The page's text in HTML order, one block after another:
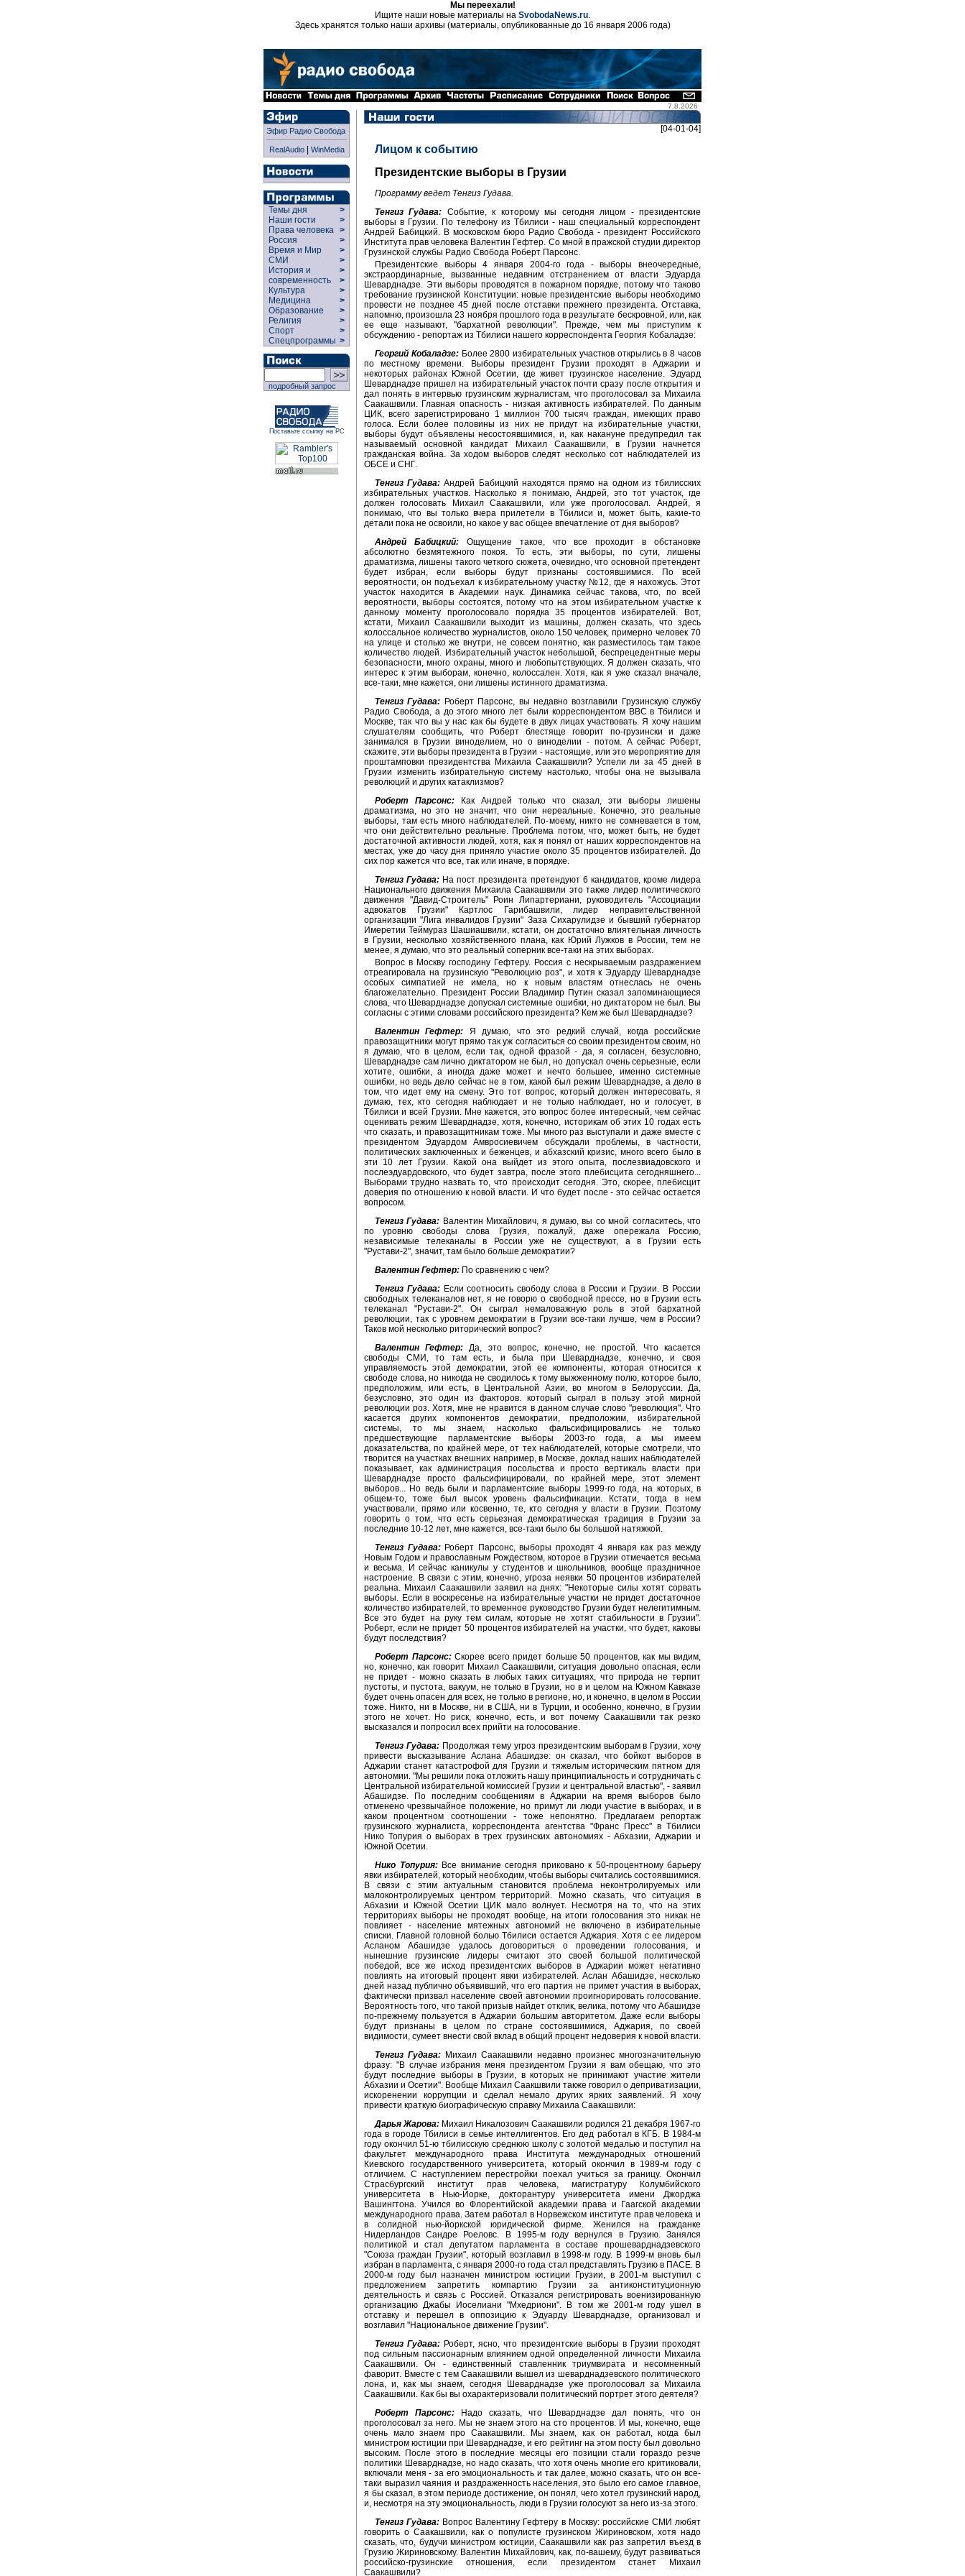
Мы переехали!
Ищите наши новые материалы на SvobodaNews.ru.
Здесь хранятся только наши архивы (материалы, опубликованные до 16 января 2006 года)
7.8.2026
Эфир Радио Свобода
RealAudio| WinMedia
Темы дня
>
Наши гости
>
Права человека >
Россия
>
Время и Мир
>
СМИ
>
История и
современность
>
>
Культура
>
Медицина
>
Образование
>
Религия
>
Спорт
>
Спецпрограммы >
подробный запрос
Поставьте ссылку на РС
[04-01-04]
Лицом к событию
Президентские выборы в Грузии
Программу ведет Тенгиз Гудава.
Тенгиз Гудава: Событие, к которому мы сегодня лицом - президентские
выборы в Грузии. По телефону из Тбилиси - наш специальный корреспондент
Андрей Бабицкий. В московском бюро Радио Свобода - президент Российского
Института прав человека Валентин Гефтер. Со мной в пражской студии директор
Грузинской службы Радио Свобода Роберт Парсонс.
Президентские выборы 4 января 2004-го года - выборы внеочередные,
экстраординарные, вызванные недавним отстранением от власти Эдуарда
Шеварднадзе. Эти выборы проводятся в пожарном порядке, потому что таково
требование грузинской Конституции: новые президентские выборы необходимо
провести не позднее 45 дней после отставки прежнего президента. Отставка,
напомню, произошла 23 ноября прошлого года в результате бескровной, или, как
ее еще называют, "бархатной революции". Прежде, чем мы приступим к
обсуждению - репортаж из Тбилиси нашего корреспондента Георгия Кобаладзе:
Георгий Кобаладзе: Более 2800 избирательных участков открылись в 8 часов
по местному времени. Выборы президент Грузии проходят в Аджарии и
некоторых районах Южной Осетии, где живет грузинское население. Эдуард
Шеварднадзе пришел на избирательный участок почти сразу после открытия и
дал понять в интервью грузинским журналистам, что проголосовал за Михаила
Саакашвили. Главная опасность - низкая активность избирателей. По данным
ЦИК, всего зарегистрировано 1 миллион 700 тысяч граждан, имеющих право
голоса. Если более половины из них не придут на избирательные участки,
выборы будут объявлены несостоявшимися, и, как накануне предупредил так
называемый основной кандидат Михаил Саакашвили, в Грузии начнется
гражданская война. За ходом выборов следят несколько сот наблюдателей из
ОБСЕ и СНГ.
Тенгиз Гудава: Андрей Бабицкий находятся прямо на одном из тбилисских
избирательных участков. Насколько я понимаю, Андрей, это тот участок, где
должен голосовать Михаил Саакашвили, или уже проголосовал. Андрей, я
понимаю, что вы только вчера прилетели в Тбилиси и, может быть, какие-то
детали пока не освоили, но какое у вас общее впечатление от дня выборов?
Андрей Бабицкий:Ощущение такое, что все проходит в обстановке
абсолютно безмятежного покоя. То есть, эти выборы, по сути, лишены
драматизма, лишены такого четкого сюжета, очевидно, что основной претендент
будет избран, если выборы будут признаны состоявшимися. По всей
вероятности, он подъехал к избирательному участку №12, где я нахожусь. Этот
участок находится в Академии наук. Динамика сейчас такова, что, по всей
вероятности, выборы состоятся, потому что на этом избирательном участке к
данному моменту проголосовало порядка 35 процентов избирателей. Вот,
кстати, Михаил Саакашвили выходит из машины, должен сказать, что здесь
колоссальное количество журналистов, около 150 человек, примерно человек 70
на улице и столько же внутри, не совсем понятно, как разместилось там такое
количество людей. Избирательный участок небольшой, беспрецедентные меры
безопасности, много охраны, много и любопытствующих. Я должен сказать, что
интерес к этим выборам, конечно, колоссален. Хотя, как я уже сказал вначале,
все-таки, мне кажется, они лишены истинного драматизма.
Тенгиз Гудава: Роберт Парсонс, вы недавно возглавили Грузинскую службу
Радио Свобода, а до этого много лет были корреспондентом ВВС в Тбилиси и
Москве, так что вы у нас как бы будете в двух лицах участвовать. Я хочу нашим
слушателям сообщить, что Роберт блестяще говорит по-грузински и даже
занимался в Грузии виноделием, но о виноделии - потом. А сейчас Роберт,
скажите, эти выборы президента в Грузии - настоящие, или это мероприятие для
проштамповки президентства Михаила Саакашвили? Успели ли за 45 дней в
Грузии изменить избирательную систему настолько, чтобы она не вызывала
революций и других катаклизмов?
Роберт Парсонс: Как Андрей только что сказал, эти выборы лишены
драматизма, но это не значит, что они нереальные. Конечно, это реальные
выборы, там есть много наблюдателей. По-моему, никто не сомневается в том,
что они действительно реальные. Проблема потом, что, может быть, не будет
достаточной активности людей, хотя, как я понял от наших корреспондентов на
местах, уже до часу дня приняло участие около 35 процентов избирателей. До
сих пор кажется что все, так или иначе, в порядке.
Тенгиз Гудава: На пост президента претендуют 6 кандидатов, кроме лидера
Национального движения Михаила Саакашвили это также лидер политического
движения "Давид-Строитель" Роин Липартериани, руководитель "Ассоциации
адвокатов Грузии" Картлос Гарибашвили, лидер неправительственной
организации "Лига инвалидов Грузии" Заза Сихарулидзе и бывший губернатор
Имеретии Теймураз Шашиашвили, кстати, он достаточно влиятельная личность
в Грузии, несколько хозяйственного плана, как Юрий Лужков в России, тем не
менее, я думаю, что это реальный соперник все-таки на этих выборах.
Вопрос в Москву господину Гефтеру. Россия с нескрываемым раздражением
отреагировала на грузинскую "Революцию роз", и хотя к Эдуарду Шеварднадзе
особых симпатией не имела, но к новым властям отнеслась не очень
благожелательно. Президент России Владимир Путин сказал запоминающиеся
слова, что Шеварднадзе допускал системные ошибки, но диктатором не был. Вы
согласны с этими словами российского президента? Кем же был Шеварднадзе?
Валентин Гефтер: Я думаю, что это редкий случай, когда российские
правозащитники могут прямо так уж согласиться со своим президентом своим, но
я думаю, что в целом, если так, одной фразой - да, я согласен, безусловно,
Шеварднадзе сам лично диктатором не был, но допускал очень серьезные, если
хотите, ошибки, а иногда даже может и нечто большее, именно системные
ошибки, но ведь дело сейчас не в том, какой был режим Шеварднадзе, а дело в
том, что идет ему на смену. Это тот вопрос, который должен интересовать, я
думаю, тех, кто сегодня наблюдает и не только наблюдает, но и голосует, в
Тбилиси и всей Грузии. Мне кажется, это вопрос более интересный, чем сейчас
оценивать режим Шеварднадзе, хотя, конечно, историкам об этих 10 годах есть
что сказать, и правозащитникам тоже. Мы много раз выступали и даже вместе с
президентом Эдуардом Амвросиевичем обсуждали проблемы, в частности,
политических заключенных и беженцев, и абхазский кризис, много всего было в
эти 10 лет Грузии. Какой она выйдет из этого опыта, послезвиадовского и
послеэдуардовского, что будет завтра, после этого плебисцита сегодняшнего...
Выборами трудно назвать то, что происходит сегодня. Это, скорее, плебисцит
доверия по отношению к новой власти. И что будет после - это сейчас остается
вопросом.
Тенгиз Гудава: Валентин Михайлович, я думаю, вы со мной согласитесь, что
по уровню свободы слова Грузия, пожалуй, даже опережала Россию,
независимые телеканалы в России уже не существуют, а в Грузии есть
"Рустави-2", значит, там было больше демократии?
Валентин Гефтер: По сравнению с чем?
Тенгиз Гудава:Если соотносить свободу слова в России и Грузии. В России
свободных телеканалов нет, я не говорю о свободной прессе, но в Грузии есть
телеканал "Рустави-2". Он сыграл немаловажную роль в этой бархатной
революции, так с уровнем демократии в Грузии все-таки лучше, чем в России?
Таков мой несколько риторический вопрос?
Валентин Гефтер: Да, это вопрос, конечно, не простой. Что касается
свободы СМИ, то там есть, и была при Шеварднадзе, конечно, и своя
управляемость этой демократии, этой ее компоненты, которая относится к
свободе слова, но никогда не сводилось к тому выжженному полю, которое было,
предположим, или есть, в Центральной Азии, во многом в Белоруссии. Да,
безусловно, это один из факторов. который сыграл в пользу этой мирной
революции роз. Хотя, мне не нравится в данном случае слово "революция". Что
касается других компонентов демократии, предположим, избирательной
системы, то мы знаем, насколько фальсифицировались не только
предшествующие парламентские выборы 2003-го года, а мы имеем
доказательства, по крайней мере, от тех наблюдателей, которые смотрели, что
творится на участках внешних например, в Москве, доклад наших наблюдателей
показывает, как администрация посольства и просто вертикаль власти при
Шеварднадзе просто фальсифицировали, по крайней мере, этот элемент
выборов... Но ведь были и парламентские выборы 1999-го года, на которых, в
общем-то, тоже был высок уровень фальсификации. Кстати, тогда в нем
участвовали, прямо или косвенно, те, кто сегодня у власти в Грузии. Поэтому
говорить о том, что есть серьезная демократическая традиция в Грузии за
последние 10-12 лет, мне кажется, все-таки было бы большой натяжкой.
Тенгиз Гудава:Роберт Парсонс, выборы проходят 4 января как раз между
Новым Годом и православным Рождеством, которое в Грузии отмечается весьма
и весьма. И сейчас каникулы у студентов и школьников, вообще праздничное
настроение. В связи с этим, конечно, угроза неявки 50 процентов избирателей
реальна. Михаил Саакашвили заявил на днях: "Некоторые силы хотят сорвать
выборы. Если в воскресенье на избирательные участки не придет достаточное
количество избирателей, то временное руководство Грузии будет нелегитимным.
Все это будет на руку тем силам, которые не хотят стабильности в Грузии".
Роберт, если не придет 50 процентов избирателей на участки, что будет, каковы
будут последствия?
Роберт Парсонс:Скорее всего придет больше 50 процентов, как мы видим,
но, конечно, как говорит Михаил Саакашвили, ситуация довольно опасная, если
не придет - можно сказать в любых таких ситуациях, что природа не терпит
пустоты, и пустота, вакуум, не только в Грузии, но в и целом на Южном Кавказе
будет очень опасен для всех, не только в регионе, но, и конечно, в целом в России
тоже. Никто, ни в Москве, ни в США, ни в Турции, и особенно, конечно, в Грузии
этого не хочет. Но риск, конечно, есть, и вот почему Саакашвили так резко
высказался и попросил всех прийти на голосование.
Тенгиз Гудава:Продолжая тему угроз президентским выборам в Грузии, хочу
привести высказывание Аслана Абашидзе: он сказал, что бойкот выборов в
Аджарии станет катастрофой для Грузии и тяжелым историческим пятном для
автономии. "Мы решили пока отложить нашу принципиальность и сотрудничать с
Центральной избирательной комиссией Грузии и центральной властью", - заявил
Абашидзе. По последним сообщениям в Аджарии на время выборов было
отменено чрезвычайное положение, но примут ли люди участие в выборах, и в
каком процентном соотношении - тоже непонятно. Предлагаем репортаж
грузинского журналиста, корреспондента агентства "Франс Пресс" в Тбилиси
Нико Топурия о выборах в трех грузинских автономиях - Абхазии, Аджарии и
Южной Осетии.
Нико Топурия: Все внимание сегодня приковано к 50-процентному барьеру
явки избирателей, который необходим, чтобы выборы считались состоявшимися.
В связи с этим актуальным становится проблема неконтролируемых или
малоконтролируемых центром территорий. Можно сказать, что ситуация в
Абхазии и Южной Осетии ЦИК мало волнует. Несмотря на то, что на этих
территориях выборы не проходят вообще, на итоги голосования это никак не
повлияет - население мятежных автономий не включено в избирательные
списки. Главной головной болью Тбилиси остается Аджария. Хотя с ее лидером
Асланом Абашидзе удалось договориться о проведении голосования, и
нынешние грузинские лидеры считают это своей большой политической
победой, все же исход президентских выборов в Аджарии может негативно
повлиять на итоговый процент явки избирателей. Аслан Абашидзе, несколько
дней назад публично объявивший, что его партия не примет участия в выборах,
фактически призвал население своей автономии проигнорировать голосование.
Вероятность того, что такой призыв найдет отклик, велика, потому что Абашидзе
по-прежнему пользуется в Аджарии большим авторитетом. Даже если выборы
будут признаны в целом по стране состоявшимися, Аджария, по своей
видимости, сумеет внести свой вклад в общий процент недоверия к новой власти.
Тенгиз Гудава: Михаил Саакашвили недавно произнес многозначительную
фразу: "В случае избрания меня президентом Грузии я вам обещаю, что это
будут последние выборы в Грузии, в которых не принимают участие жители
Абхазии и Осетии". Вообще Михаил Саакшвили также говорил о деприватизации,
искоренении коррупции и сделал немало других ярких заявлений. Я хочу
привести краткую биографическую справку Михаила Саакашвили:
Дарья Жарова: Михаил Никалозович Саакашвили родился 21 декабря 1967-го
года в городе Тбилиси в семье интеллигентов. Его дед работал в КГБ. В 1984-м
году окончил 51-ю тбилисскую среднюю школу с золотой медалью и поступил на
факультет международного права Института международных отношений
Киевского государственного университета, который окончил в 1989-м году с
отличием. С наступлением перестройки поехал учиться за границу. Окончил
Страсбургский институт прав человека, магистратуру Колумбийского
университета в Нью-Йорке, докторантуру университета имени Джорджа
Вашингтона. Учился во Флорентийской академии права и Гаагской академии
международного права. Затем работал в Норвежском институте прав человека и
в солидной нью-йоркской юридической фирме. Женился на гражданке
Нидерландов Сандре Роеловс. В 1995-м году вернулся в Грузию. Занялся
политикой и стал депутатом парламента в составе прошеварднадзевского
"Союза граждан Грузии", который возглавил в 1998-м году. В 1999-м вновь был
избран в парламента, с января 2000-го года стал представлять Грузию в ПАСЕ. В
2000-м году был назначен министром юстиции Грузии, в 2001-м выступил с
предложением запретить компартию Грузии за антиконституционную
деятельность и связь с Россией. Отказался регистрировать военизированную
организацию Джабы Иоселиани "Мхедриони". В том же 2001-м году ушел в
отставку и перешел в оппозицию к Эдуарду Шеварднадзе, организовал и
возглавил "Национальное движение Грузии".
Тенгиз Гудава: Роберт, ясно, что президентские выборы в Грузии проходят
под сильным пассионарным влиянием одной определенной личности Михаила
Саакашвили. Он - единственный ставленник триумвирата и несомненный
фаворит. Вместе с тем Саакашвили вышел из шеварднадзевского политического
лона, и, как мы знаем, сегодня Шеварднадзе уже проголосовал за Михаила
Саакашвили. Как бы вы охарактеризовали политический портрет этого деятеля?
Роберт Парсонс: Надо сказать, что Шеварднадзе дал понять, что он
проголосовал за него. Мы не знаем этого на сто процентов. И мы, конечно, еще
очень мало знаем про Саакашвили. Мы знаем, как он работал, когда был
министром юстиции при Шеварднадзе, и его рейтинг на этом посту был довольно
высоким. После этого в последние месяцы его позиции стали гораздо резче
политики Шеварднадзе, но надо сказать, что хотя очень многие его критиковали,
включали меня - за его эмоциональность и так далее, можно сказать, что он все-
таки выразил чаяния и раздраженность населения, это было его самое главное,
я бы сказал, в этом периоде достижение, он понял, чего хотел грузинский народ,
и, несмотря на эту эмоциональность, люди в Грузии голосуют за него из-за этого.
Тенгиз Гудава: Вопрос Валентину Гефтеру в Москву: российские СМИ любят
говорить о Саакашвили, как о популисте грузинском Жириновском, хотя надо
сказать, что, будучи министром юстиции, Саакашвили как раз запретил въезд в
Грузию Жириновскому. Валентин Михайлович, как, по-вашему, будут развиваться
российско-грузинские отношения, если президентом станет Михаил
Саакашвили?